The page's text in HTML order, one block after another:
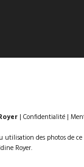
| Confidentialité |
utilisation des photos de
Royer.